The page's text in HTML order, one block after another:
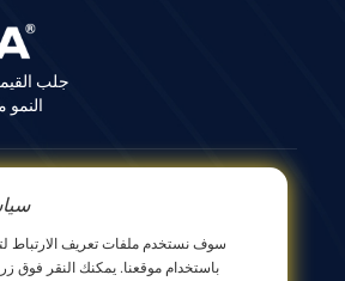
جلب
النمو
سوف نستخدم ملفات تعريف
باستخدام موقعنا. يمكنك النقر فوق